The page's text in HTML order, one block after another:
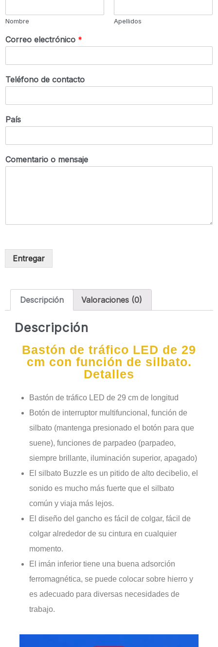
Nombre Apellidos
Correo electrónico *
Teléfono de contacto
País
Comentario o mensaje
Entregar
Descripción Valoraciones (0)
Descripción
Bastón de tráfico LED de 29
cm con función de silbato.
Detalles
Bastón de tráfico LED de 29 cm de longitud
Botón de interruptor multifuncional, función de
silbato (mantenga presionado el botón para que
suene), funciones de parpadeo (parpadeo,
siempre brillante, iluminación superior, apagado)
El silbato Buzzle es un pitido de alto decibelio, el
sonido es mucho más fuerte que el silbato
común y viaja más lejos.
El diseño del gancho es fácil de colgar, fácil de
colgar alrededor de su cintura en cualquier
momento.
El imán inferior tiene una buena adsorción
ferromagnética, se puede colocar sobre hierro y
es adecuado para diversas necesidades de
trabajo.